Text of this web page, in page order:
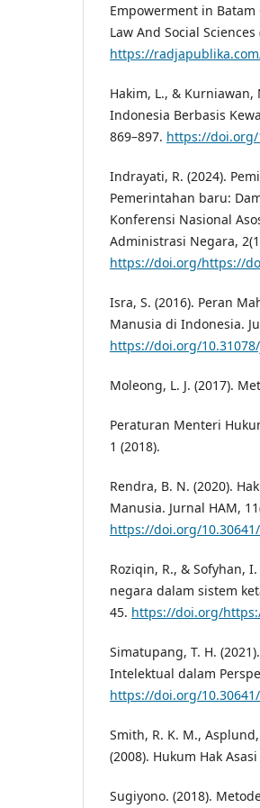
Empowerment in
Law And Social Sciences
https://
Hakim, L., &
Indonesia Berbasis
869–897. https://doi.org/
Indrayati, R. (2024).
Pemerintahan baru:
Konferensi Nasional
Administrasi Negara,
https://doi.org/https://
Isra, S. (2016). Peran
Manusia di Indonesia.
https://doi.org/10.31078/
Moleong, L. J. (2017).
Peraturan Menteri
1 (2018).
Rendra, B. N. (2020).
Manusia. Jurnal HAM,
https://doi.org/
Roziqin, R., & Sofyhan,
negara dalam sistem
45. https://doi.org/
Simatupang, T. H.
Intelektual dalam
https://doi.org/
Smith, R. K. M.,
(2008). Hukum Hak
Sugiyono. (2018).